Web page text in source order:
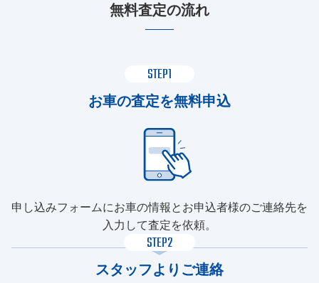
無料査定の流れ
STEP1
お車の査定を無料申込
申し込みフォームにお車の情報とお申込者様のご連絡先を
入力して査定を依頼。
STEP2
スタッフよりご連絡